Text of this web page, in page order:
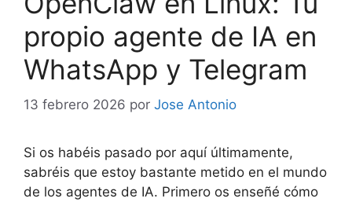
propio agente de IA en
WhatsApp y Telegram
13 febrero 2026 por Jose Antonio
Si os habéis pasado por aquí últimamente,
sabréis que estoy bastante metido en el mundo
de los agentes de IA. Primero os enseñé cómo